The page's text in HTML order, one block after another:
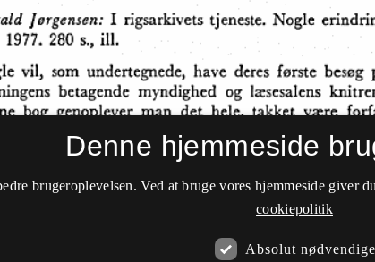
Denne hjemmeside
brugeroplevelsen. Ved at bruge vores hjemmeside giver
cookiepolitik
Absolut nødvendige